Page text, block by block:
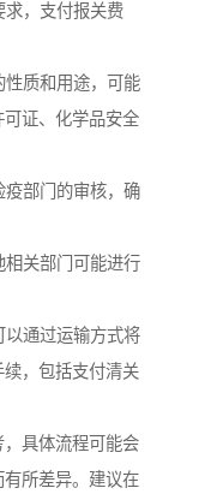
求，支付报关费
性质和用途，可能
证、化学品安全
疫部门的审核，确
相关部门可能进行
以通过运输方式将
，包括支付清关
具体流程可能会
有所差异。建议在